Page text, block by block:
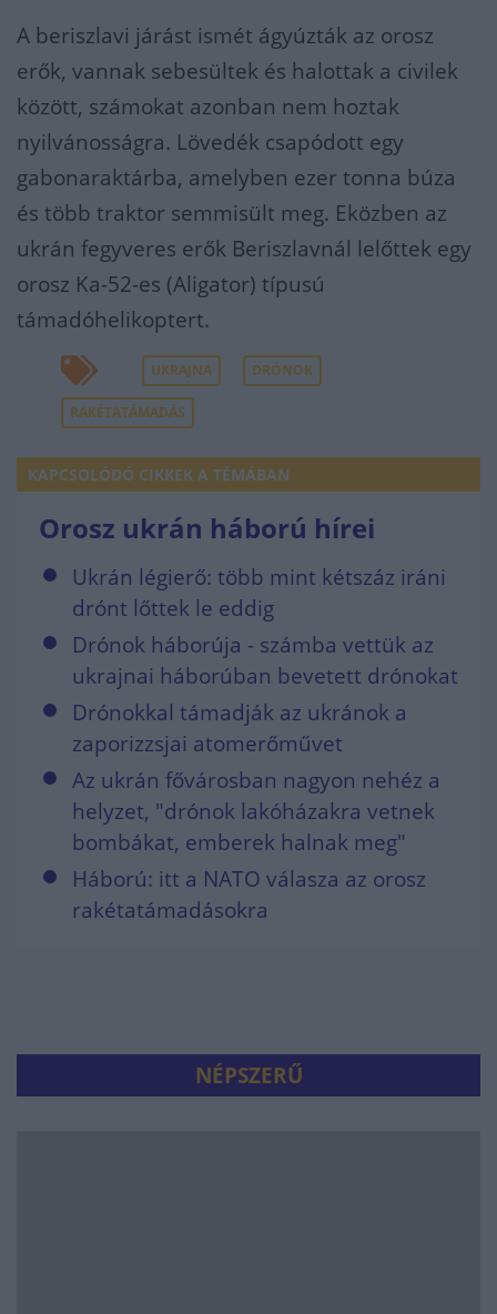
A beriszlavi járást ismét ágyúzták az orosz
erők, vannak sebesültek és halottak a civilek
között, számokat azonban nem hoztak
nyilvánosságra. Lövedék csapódott egy
gabonaraktárba, amelyben ezer tonna búza
és több traktor semmisült meg. Eközben az
ukrán fegyveres erők Beriszlavnál lelőttek egy
orosz Ka-52-es (Aligator) típusú
támadóhelikoptert.
UKRAJNA DRÓNOK
RAKÉTATÁMADÁS
KAPCSOLÓDÓ CIKKEK A TÉMÁBAN
Orosz ukrán háború hírei
Ukrán légierő: több mint kétszáz iráni
drónt lőttek le eddig
Drónok háborúja - számba vettük az
ukrajnai háborúban bevetett drónokat
Drónokkal támadják az ukránok a
zaporizzsjai atomerőművet
Az ukrán fővárosban nagyon nehéz a
helyzet, "drónok lakóházakra vetnek
bombákat, emberek halnak meg"
Háború: itt a NATO válasza az orosz
rakétatámadásokra
NÉPSZERŰ